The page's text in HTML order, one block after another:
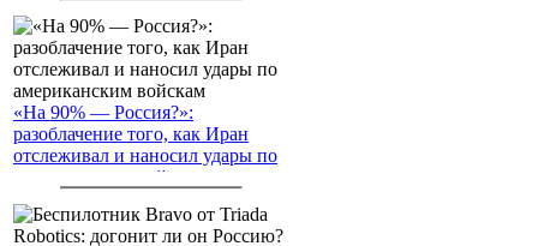
«На 90% — Россия?»:
разоблачение того, как Иран
отслеживал и наносил удары по
американским войскам